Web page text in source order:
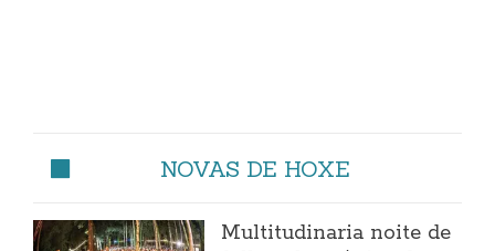
NOVAS DE HOXE
Multitudinaria noite de